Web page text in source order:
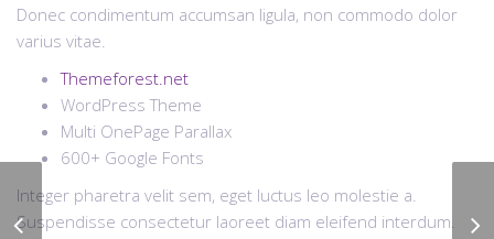
Donec condimentum accumsan ligula, non commodo dolor
varius vitae.
Themeforest.net
WordPress Theme
Multi OnePage Parallax
600+ Google Fonts
Integer pharetra velit sem, eget luctus leo molestie a.
Suspendisse consectetur laoreet diam eleifend interdum.
Open Game Room